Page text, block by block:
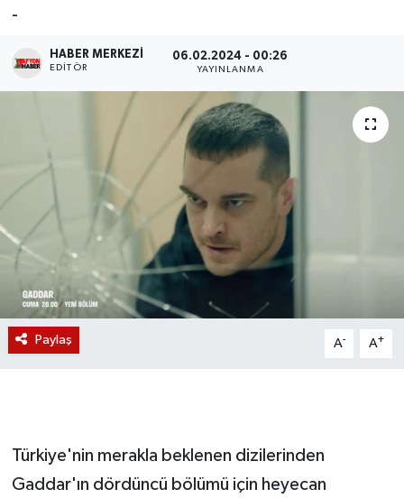
-
HABER MERKEZI
EDITÖR
06.02.2024 - 00:26
YAYINLANMA
Paylaş A- A+
Türkiye'nin merakla beklenen dizilerinden
Gaddar'ın dördüncü bölümü için heyecan